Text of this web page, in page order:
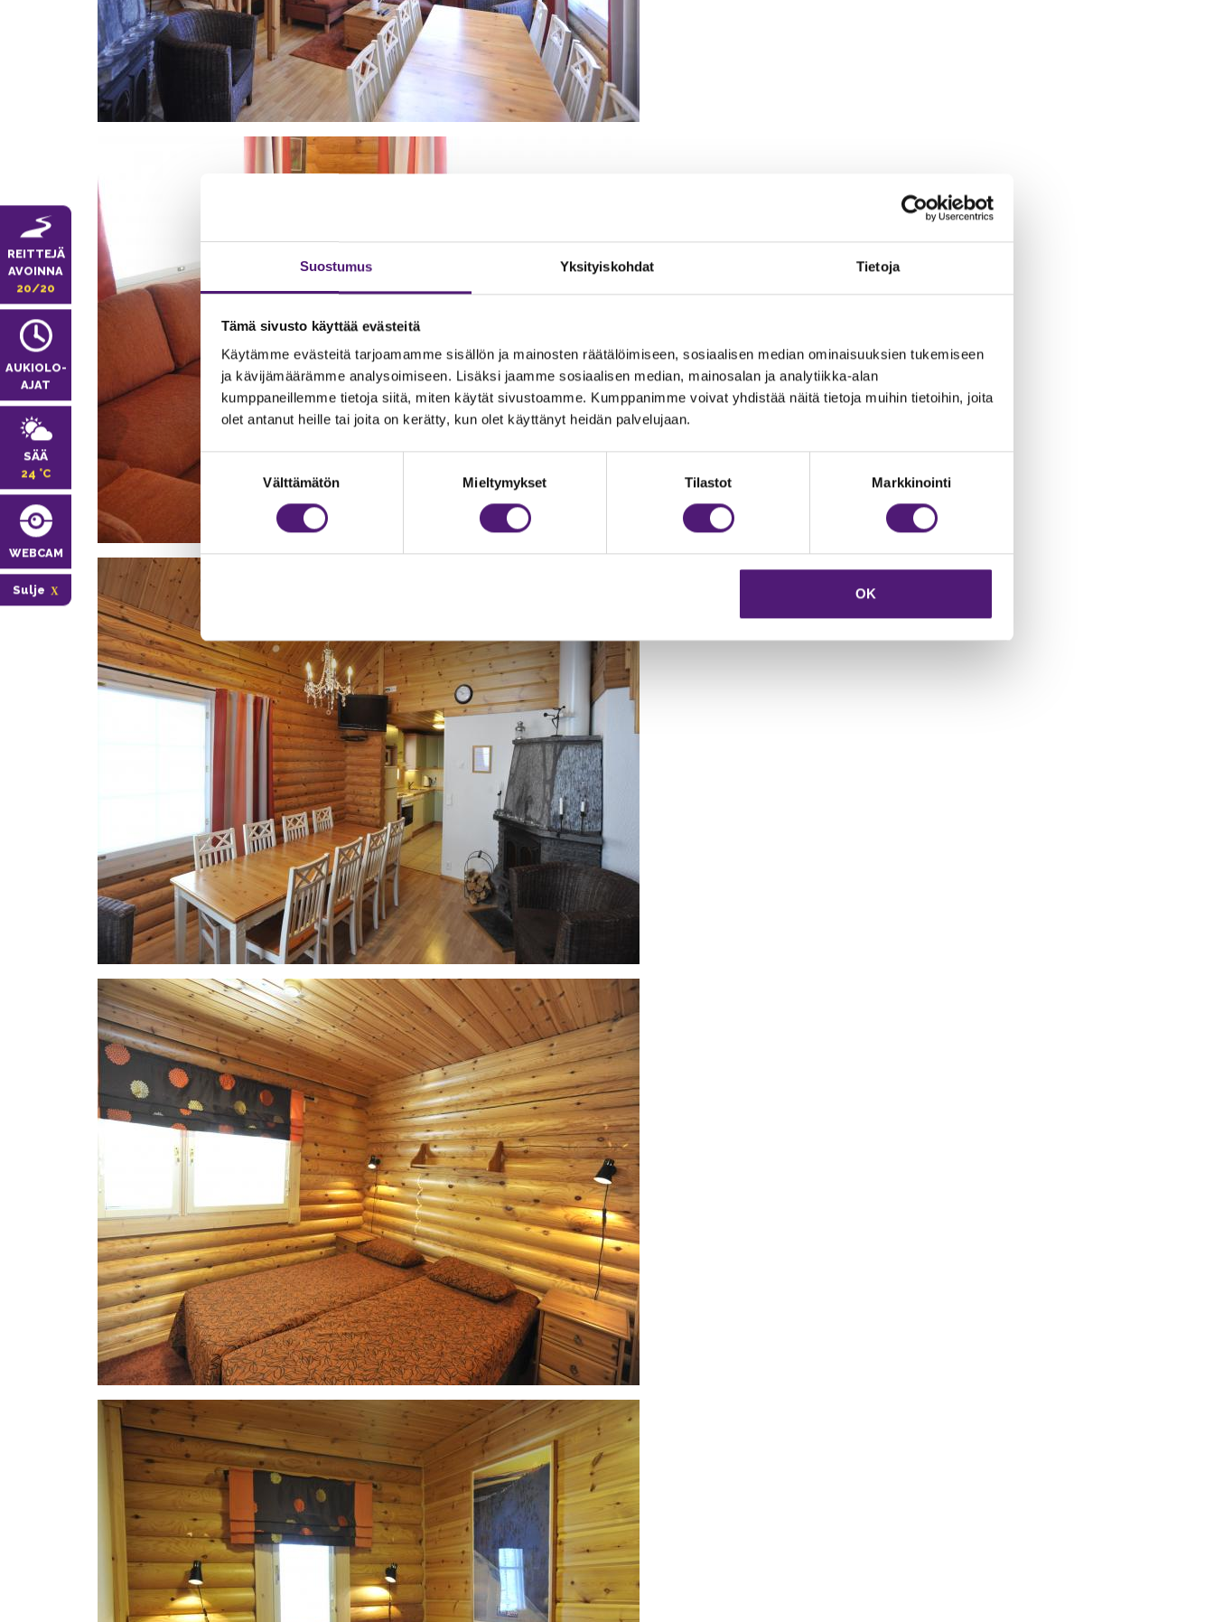
Suostumus Yksityiskohdat Tietoja
Tämä sivusto käyttää evästeitä
Käytämme evästeitä tarjoamamme sisällön ja mainosten räätälöimiseen, sosiaalisen median ominaisuuksien tukemiseen
ja kävijämäärämme analysoimiseen. Lisäksi jaamme sosiaalisen median, mainosalan ja analytiikka-alan
kumppaneillemme tietoja siitä, miten käytät sivustoamme. Kumppanimme voivat yhdistää näitä tietoja muihin tietoihin, joita
olet antanut heille tai joita on kerätty, kun olet käyttänyt heidän palvelujaan.
Suostumuksen
valinta
Välttämätön Mieltymykset Tilastot Markkinointi
OK
REITTEJÄ
AVOINNA
20/20
AUKIOLO­
AJAT
SÄÄ
24 °C
WEBCAM
Sulje